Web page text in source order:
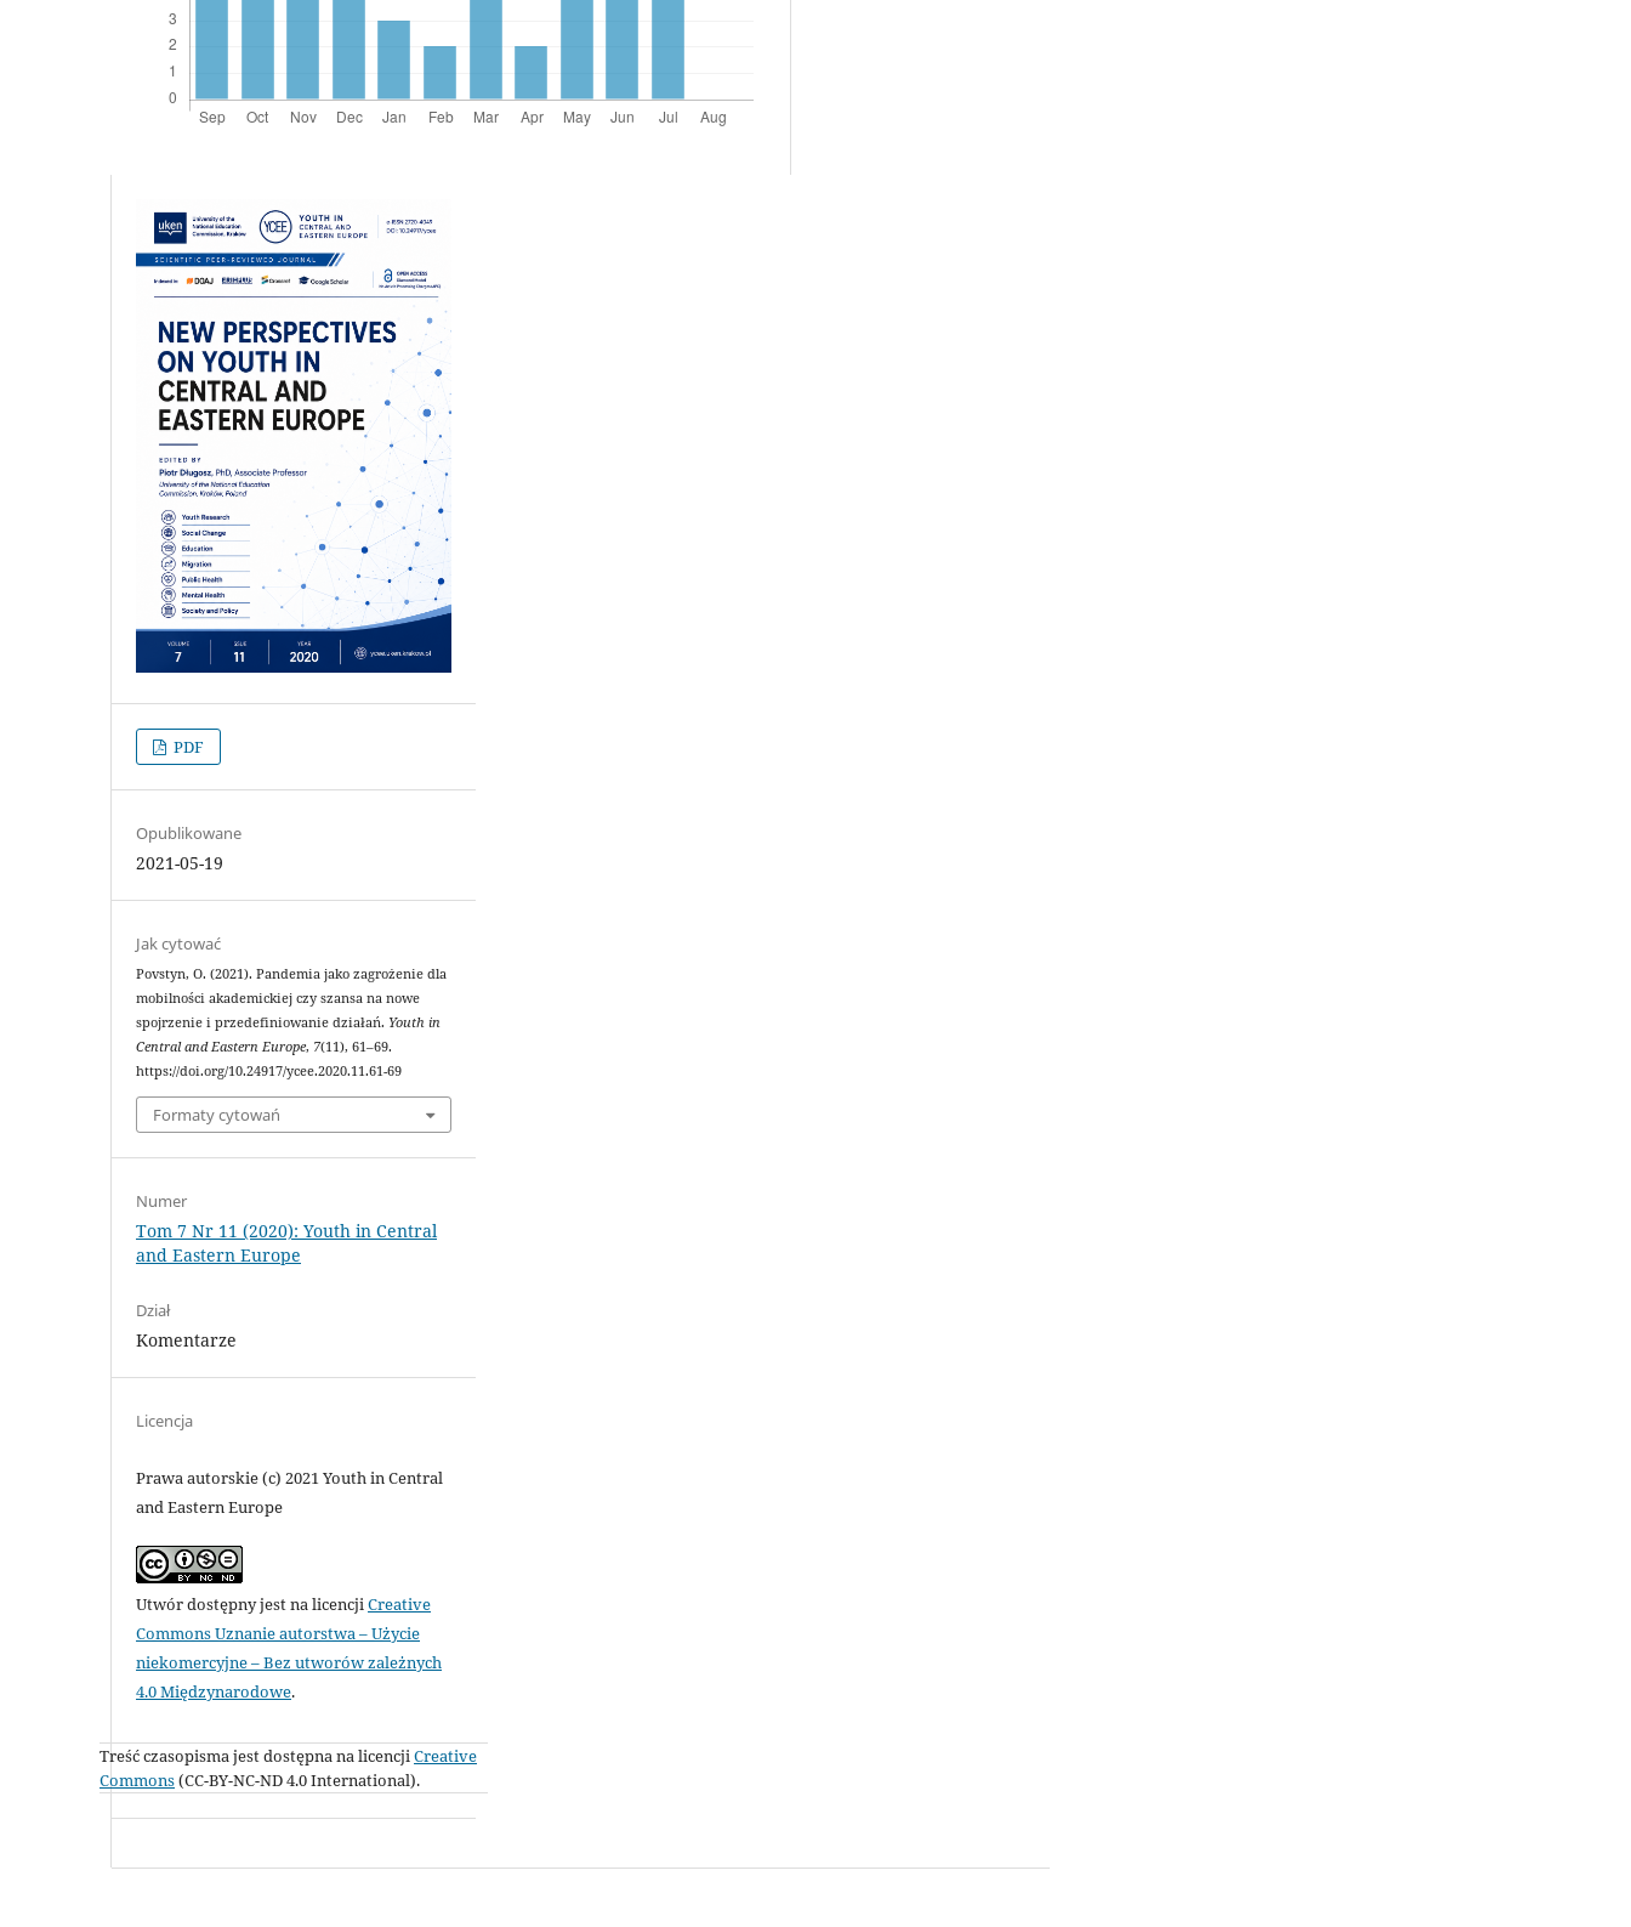
PDF
Opublikowane
2021-05-19
Jak cytować
Povstyn, O. (2021). Pandemia jako zagrożenie dla
mobilności akademickiej czy szansa na nowe
spojrzenie i przedefiniowanie działań. Youth in
Central and Eastern Europe, 7(11), 61–69.
https://doi.org/10.24917/ycee.2020.11.61-69
Formaty cytowań
Numer
Tom 7 Nr 11 (2020): Youth in Central
and Eastern Europe
Dział
Komentarze
Licencja
Prawa autorskie (c) 2021 Youth in Central
and Eastern Europe
Utwór dostępny jest na licencjiCreative
Commons Uznanie autorstwa – Użycie
niekomercyjne – Bez utworów zależnych
4.0 Międzynarodowe.
Treść czasopisma jest dostępna na licencjiCreative
Commons(CC-BY-NC-ND 4.0 International).